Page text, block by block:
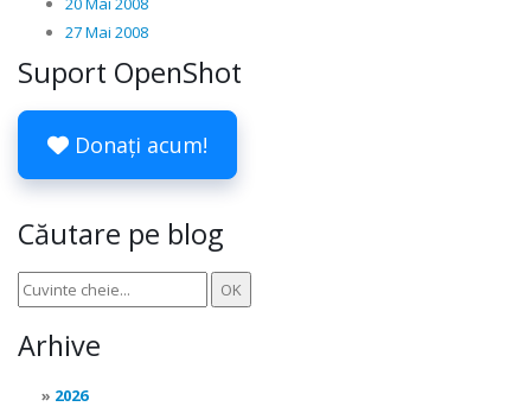
27 Mai 2008
Suport OpenShot
Donați acum!
Căutare pe blog
Arhive
2026